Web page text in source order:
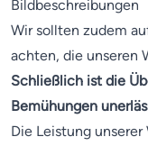
Bildbeschreibungen
Wir sollten zudem
achten, die unseren
Schließlich ist die
Bemühungen
Die Leistung